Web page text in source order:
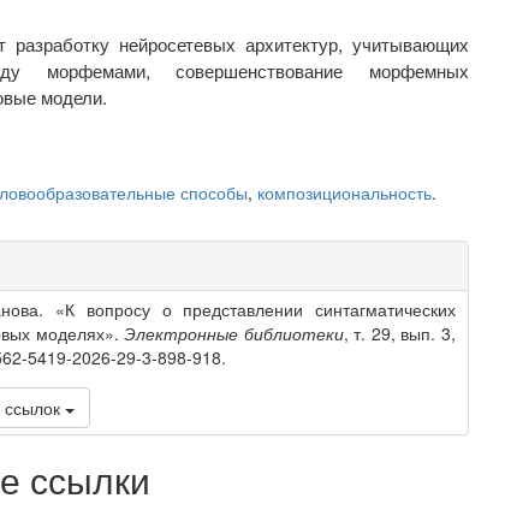
нейросетевых архитектур, учитывающих
морфемами, совершенствование морфемных
модели.
способы, композициональность.
«К вопросу о представлении синтагматических
моделях».Электронные библиотеки, т. 29, вып. 3,
5419-2026-29-3-898-918.
ссылки